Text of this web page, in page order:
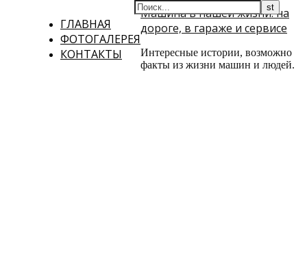
ГЛАВНАЯ
ФОТОГАЛЕРЕЯ
КОНТАКТЫ
Машина в нашей жизни: на
дороге, в гараже и сервисе
Интересные истории, возможно
факты из жизни машин и людей.